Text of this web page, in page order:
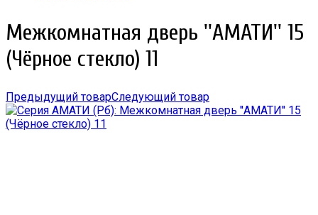
Межкомнатная дверь ''АМАТИ'' 15
(Чёрное стекло) 11
Предыдущий товарСледующий товар